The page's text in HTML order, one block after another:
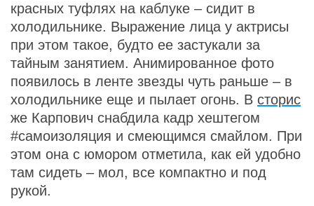
красных туфлях на каблуке – сидит в
холодильнике. Выражение лица у актрисы
при этом такое, будто ее застукали за
тайным занятием. Анимированное фото
появилось в ленте звезды чуть раньше – в
холодильнике еще и пылает огонь. В сторис
же Карпович снабдила кадр хештегом
#самоизоляция и смеющимся смайлом. При
этом она с юмором отметила, как ей удобно
там сидеть – мол, все компактно и под
рукой.